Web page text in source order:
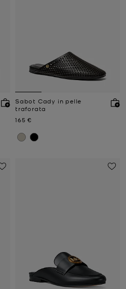
Sabot Cady in pelle
traforata
Prezzo attuale
165 €